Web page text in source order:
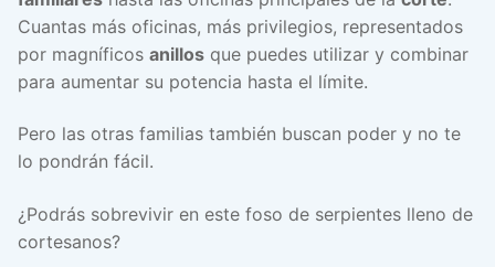
Cuantas más oficinas, más privilegios, representados
por magníficos anillos que puedes utilizar y combinar
para aumentar su potencia hasta el límite.
Pero las otras familias también buscan poder y no te
lo pondrán fácil.
¿Podrás sobrevivir en este foso de serpientes lleno de
cortesanos?